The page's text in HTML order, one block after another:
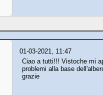
01-03-2021, 11:47
Ciao a tutti!!! Vistoche mi
problemi alla base
grazie